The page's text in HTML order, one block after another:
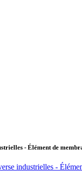
- Élément de